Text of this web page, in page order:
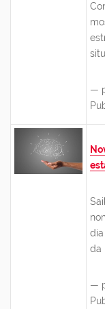
—
dia
da
—